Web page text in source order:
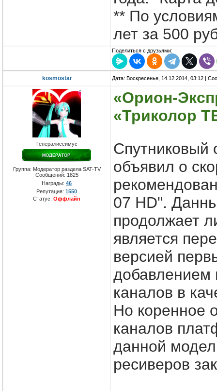
** По
лет за 500
Поделиться с друзьями:
kosmostar Дата: Воскресенье, 14.12.2014, 03:12 |
Генералиссимус
Группа: Модератор раздела SAT-TV
Сообщений: 1825
Награды: 46
Репутация: 1550
Статус: Оффлайн
«Орион-
«Триколор
Спутниковый
объявил о
07 HD".
продолжает
является
версией
добавлением
каналов в
Но коренное
каналов
данной
ресиверов